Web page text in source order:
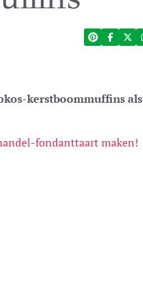
kerstboommuffins als
fondanttaart maken!